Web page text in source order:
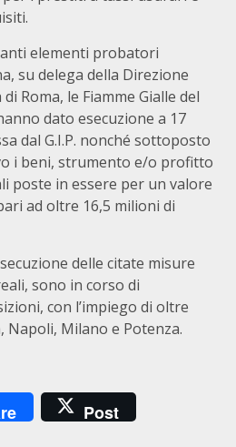
elementi probatori
su delega della Direzione
Roma, le Fiamme Gialle del
dato esecuzione a 17
dal G.I.P. nonché sottoposto
i beni, strumento e/o profitto
poste in essere per un valore
ad oltre 16,5 milioni di
delle citate misure
sono in corso di
con l’impiego di oltre
Napoli, Milano e Potenza.
Post